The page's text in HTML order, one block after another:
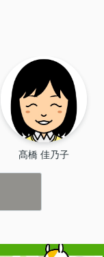
電話くださ
後、
とも可能です
古戸建、土
髙橋 佳乃子